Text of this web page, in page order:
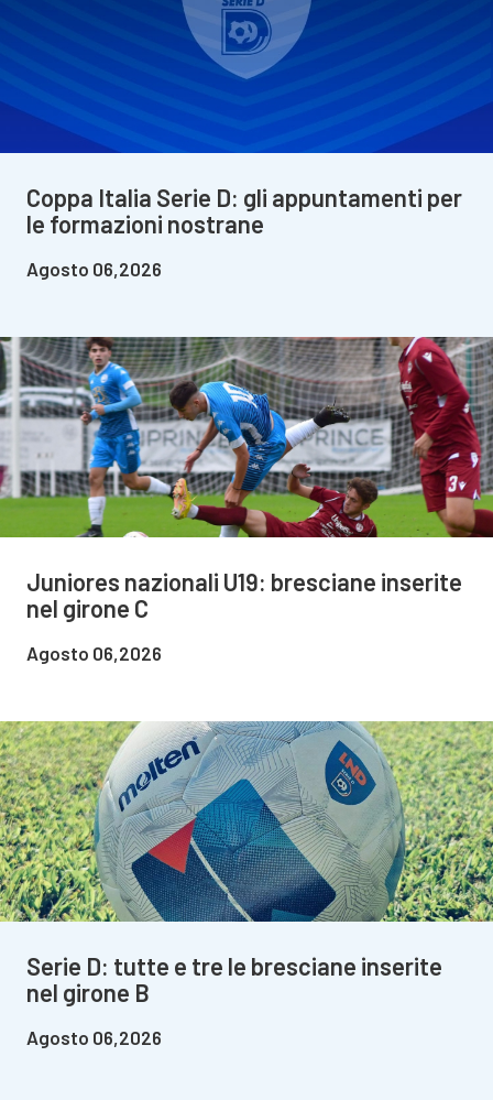
Coppa Italia Serie D: gli appuntamenti per
le formazioni nostrane
Agosto 06,2026
Juniores nazionali U19: bresciane inserite
nel girone C
Agosto 06,2026
Serie D: tutte e tre le bresciane inserite
nel girone B
Agosto 06,2026